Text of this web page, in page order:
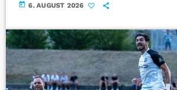
today 6. AUGUST 2026